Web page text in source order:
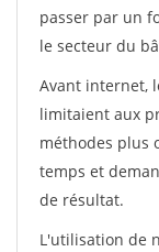
passer par un
le secteur du
Avant internet,
limitaient aux
méthodes plus
temps et
de résultat.
L'utilisation de